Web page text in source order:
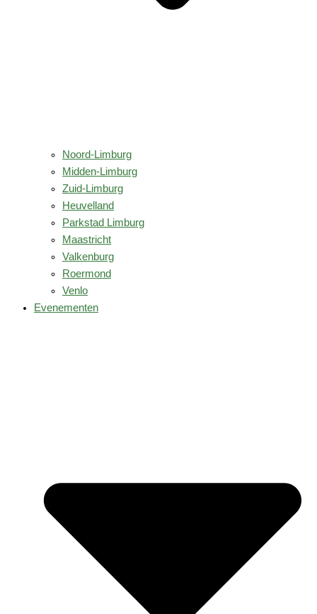
Noord-Limburg
Midden-Limburg
Zuid-Limburg
Heuvelland
Parkstad Limburg
Maastricht
Valkenburg
Roermond
Venlo
Evenementen